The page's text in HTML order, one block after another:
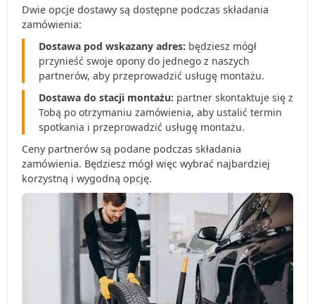
Dwie opcje dostawy są dostępne podczas składania
zamówienia:
Dostawa pod wskazany adres: będziesz mógł
przynieść swoje opony do jednego z naszych
partnerów, aby przeprowadzić usługę montażu.
Dostawa do stacji montażu: partner skontaktuje się z
Tobą po otrzymaniu zamówienia, aby ustalić termin
spotkania i przeprowadzić usługę montażu.
Ceny partnerów są podane podczas składania
zamówienia. Będziesz mógł więc wybrać najbardziej
korzystną i wygodną opcję.